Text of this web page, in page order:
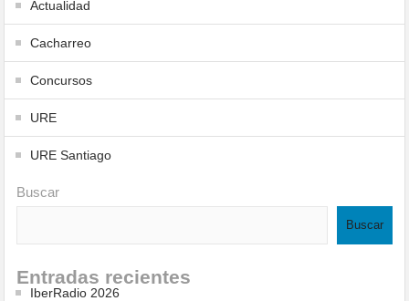
Actualidad
Cacharreo
Concursos
URE
URE Santiago
Buscar
Buscar
Entradas recientes
IberRadio 2026